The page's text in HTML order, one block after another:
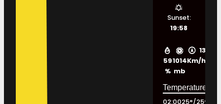
59
%
1014
mb
13
Km/h
Sunset:
19:58
02:0025°/25°